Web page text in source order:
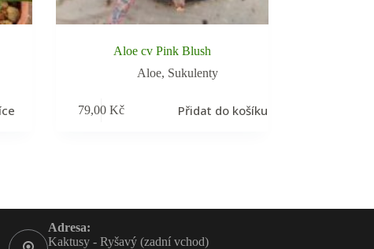
Aloe cv Pink Blush
Aloe, Sukulenty
79,00 Kč Přidat do košíku
Adresa:
Kaktusy - Ryšavý (zadní vchod)